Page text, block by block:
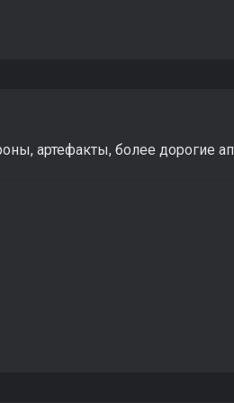
артефакты, более дорогие